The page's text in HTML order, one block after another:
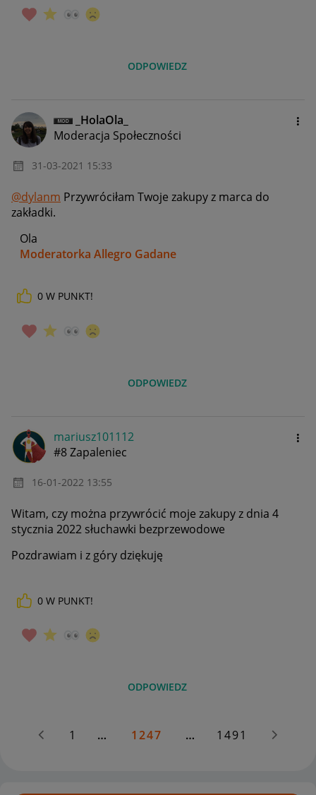
ODPOWIEDZ
_HolaOla_
Moderacja Społeczności
‎31-03-2021 15:33
@dylanm Przywróciłam Twoje zakupy z marca do
zakładki.
Ola
Moderatorka Allegro Gadane
0 W PUNKT!
ODPOWIEDZ
mariusz101112
#8 Zapaleniec
‎16-01-2022 13:55
Witam, czy można przywrócić moje zakupy z dnia 4
stycznia 2022 słuchawki bezprzewodowe
Pozdrawiam i z góry dziękuję
0 W PUNKT!
ODPOWIEDZ
1 … 1247 … 1491